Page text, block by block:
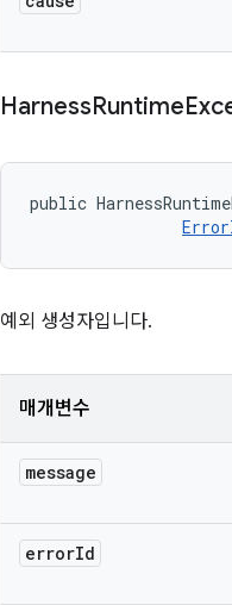
HarnessRuntime
public
예외 생성자입니다.
매개변수
message
errorId